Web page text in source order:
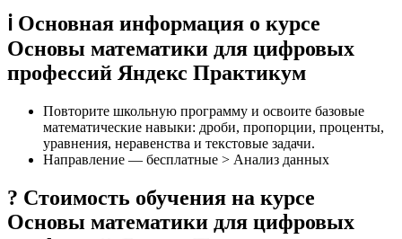
ℹ️ Основная информация о курсе
Основы математики для цифровых
профессий Яндекс Практикум
Повторите школьную программу и освоите базовые
математические навыки: дроби, пропорции, проценты,
уравнения, неравенства и текстовые задачи.
Направление — бесплатные > Анализ данных
? Стоимость обучения на курсе
Основы математики для цифровых